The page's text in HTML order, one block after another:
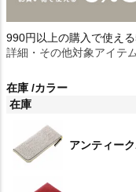
990円以上の購入で使え
詳細・その他対象アイテ
在庫 カラー
在庫
アンティー